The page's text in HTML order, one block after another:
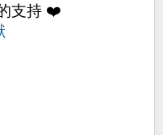
支持 ❤️